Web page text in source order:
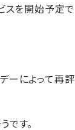
スを開始予定で
ーによって再評
す。